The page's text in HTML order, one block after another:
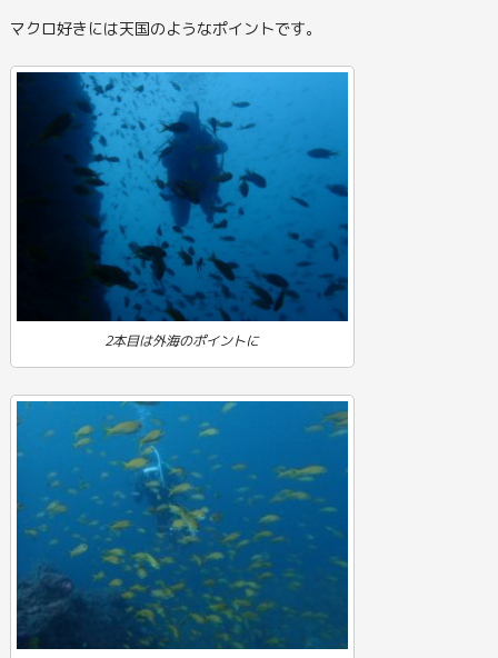
マクロ好きには天国のようなポイントです。
2本目は外海のポイントに